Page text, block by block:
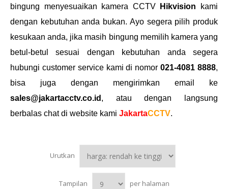
bingung menyesuaikan kamera CCTV
Hikvision
kami
dengan kebutuhan anda bukan. Ayo segera pilih produk
kesukaan anda, jika masih bingung memilih kamera yang
betul-betul sesuai dengan kebutuhan anda segera
hubungi customer service kami di nomor021-4081 8888,
bisa juga dengan mengirimkan email ke
sales@jakartacctv.co.id , atau dengan langsung
berbalas chat di website kami JakartaCCTV.
Urutkan
Tampilan per halaman